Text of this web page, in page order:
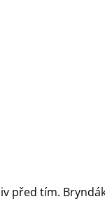
před tím.